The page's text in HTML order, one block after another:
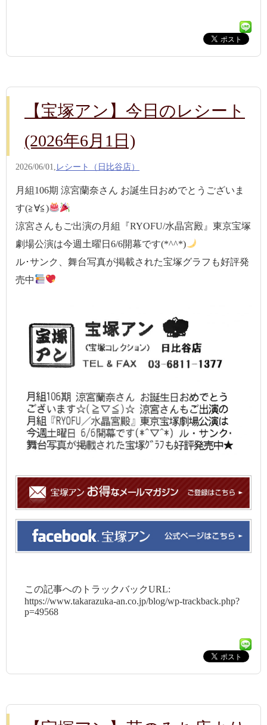
【宝塚アン】今日のレシート
(2026年6月1日)
2026/06/01, レシート（日比谷店）
月組106期 涼宮蘭奈さん お誕生日おめでとうございま
す(≧∀≦)
涼宮さんもご出演の月組『RYOFU/水晶宮殿』東京宝塚
劇場公演は今週土曜日6/6開幕です(*^^*)
ル･サンク、舞台写真が掲載された宝塚グラフも好評発
売中
この記事へのトラックバックURL:
https://www.takarazuka-an.co.jp/blog/wp-trackback.php?
p=49568